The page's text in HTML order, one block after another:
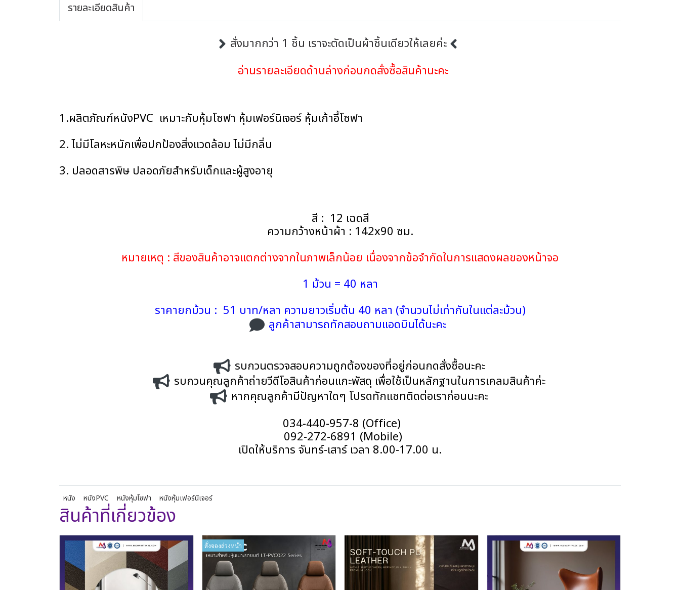
รายละเอียดสินค้า
สั่งมากกว่า 1 ชิ้น เราจะตัดเป็นผ้าชิ้นเดียวให้เลยค่ะ
อ่านรายละเอียดด้านล่างก่อนกดสั่งซื้อสินค้านะคะ
1.ผลิตภัณฑ์หนังPVC เหมาะกับหุ้มโซฟา หุ้มเฟอร์นิเจอร์ หุ้มเก้าอี้โซฟา
2. ไม่มีโลหะหนักเพื่อปกป้องสิ่งแวดล้อม ไม่มีกลิ่น
3. ปลอดสารพิษ ปลอดภัยสำหรับเด็กและผู้สูงอายุ
สี : 12 เฉดสี
ความกว้างหน้าผ้า : 142x90 ซม.
หมายเหตุ : สีของสินค้าอาจแตกต่างจากในภาพเล็กน้อย เนื่องจากข้อจำกัดในการแสดงผลของหน้าจอ
1 ม้วน = 40 หลา
ราคายกม้วน : 51 บาท/หลา ความยาวเริ่มต้น 40 หลา (จำนวนไม่เท่ากันในแต่ละม้วน)
ลูกค้าสามารถทักสอบถามแอดมินได้นะคะ
รบกวนตรวจสอบความถูกต้องของที่อยู่ก่อนกดสั่งซื้อนะคะ
รบกวนคุณลูกค้าถ่ายวีดีโอสินค้าก่อนแกะพัสดุ เพื่อใช้เป็นหลักฐานในการเคลมสินค้าค่ะ
หากคุณลูกค้ามีปัญหาใดๆ โปรดทักแชทติดต่อเราก่อนนะคะ
034-440-957-8 (Office)
092-272-6891 (Mobile)
เปิดให้บริการ จันทร์-เสาร์ เวลา 8.00-17.00 น.
หนัง หนังPVC หนังหุ้มโซฟา หนังหุ้มเฟอร์นิเจอร์
สินค้าที่เกี่ยวข้อง
สั่งจองล่วงหน้า